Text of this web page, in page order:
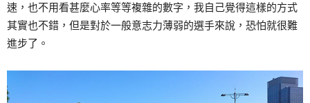
速，也不用看甚麼心率等等複雜的數字，我自己覺得這樣的方式
其實也不錯，但是對於一般意志力薄弱的選手來說，恐怕就很難
進步了。